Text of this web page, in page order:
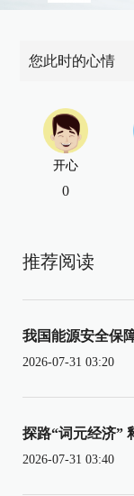
您此时的心情
开心
0
推荐阅读
我国能源安全保
2026-07-31 03:20
探路“词元经济”
2026-07-31 03:40